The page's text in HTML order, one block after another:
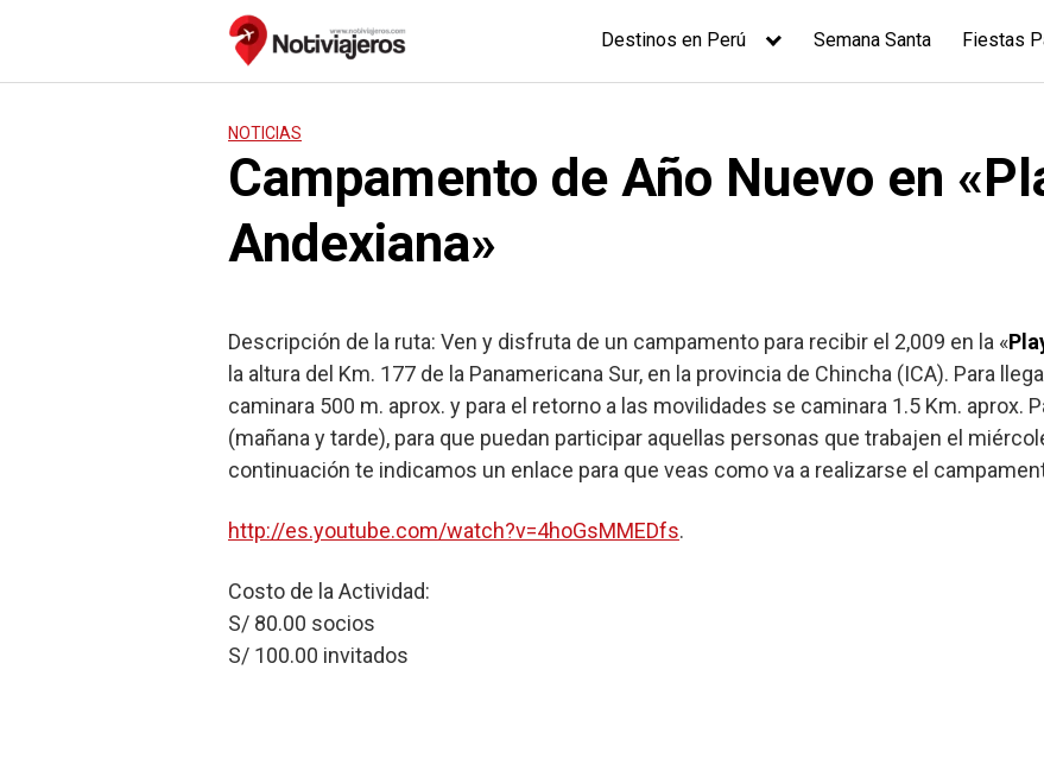
Destinos en Perú Semana Santa Fiestas
NOTICIAS
Campamento de Año Nuevo en
Andexiana»
Descripción de la ruta: Ven y disfruta de un campamento para recibir el 2,009 en la «
la altura del Km. 177 de la Panamericana Sur, en la provincia de Chincha (ICA). Para
caminara 500 m. aprox. y para el retorno a las movilidades se caminara 1.5 Km. aprox.
(mañana y tarde), para que puedan participar aquellas personas que trabajen el
continuación te indicamos un enlace para que veas como va a realizarse el
http://es.youtube.com/watch?v=4hoGsMMEDfs.
Costo de la Actividad:
S/ 80.00 socios
S/ 100.00 invitados